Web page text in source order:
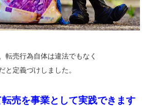
転売行為自体は違法でもなく
と定義づけしました。
売を事業として実践できます